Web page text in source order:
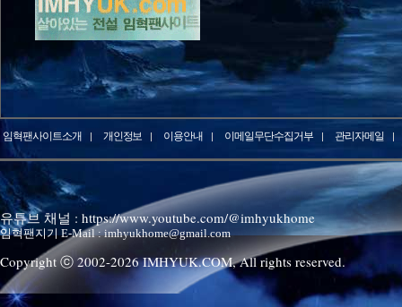
임혁팬사이트소개 개인정보 이용안내 이메일무단수집거부 관리자메일
유튜브 채널 : https://www.youtube.com/@imhyukhome
임혁팬지기 E-Mail : imhyukhome@gmail.com
Copyright ⓒ 2002-2026IMHYUK.COM,All rights reserved.